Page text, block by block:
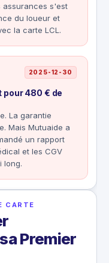
assurances s'est
du loueur et
la carte LCL.
2025-12-30
pour 480 € de
La garantie
Mais Mutuaide a
un rapport
et les CGV
long.
CARTE
Premier